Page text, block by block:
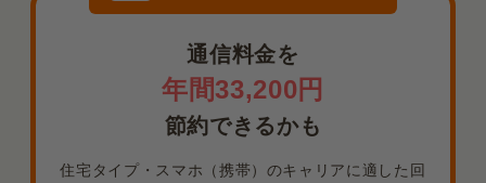
通信料金を
年間33,200円
節約できるかも
住宅タイプ・スマホ（携帯）のキャリアに適した回